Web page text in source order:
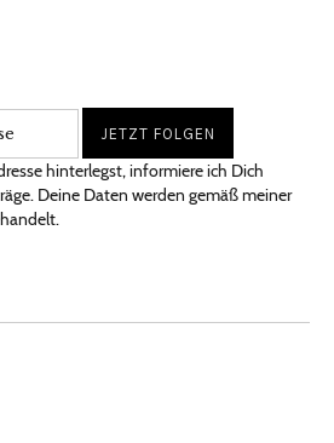
hinterlegst, informiere ich Dich
Deine Daten werden gemäß meiner